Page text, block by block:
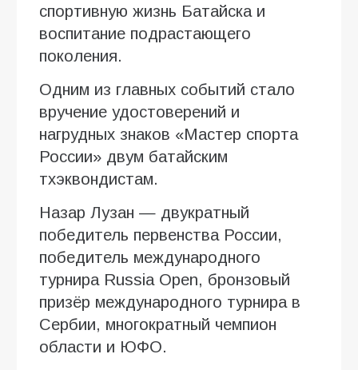
спортивную жизнь Батайска и
воспитание подрастающего
поколения.
Одним из главных событий стало
вручение удостоверений и
нагрудных знаков «Мастер спорта
России» двум батайским
тхэквондистам.
Назар Лузан — двукратный
победитель первенства России,
победитель международного
турнира Russia Open, бронзовый
призёр международного турнира в
Сербии, многократный чемпион
области и ЮФО.